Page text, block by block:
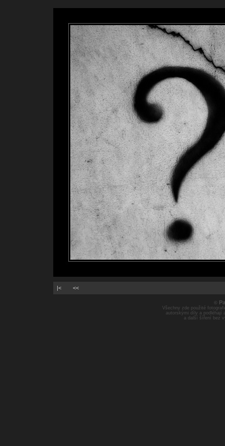
|< <<
©
Všechny zde použité
autorskými díly a podléhají
a další šíření bez